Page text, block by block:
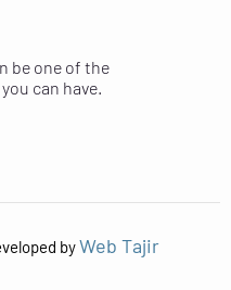
be one of the
can have.
byWeb Tajir